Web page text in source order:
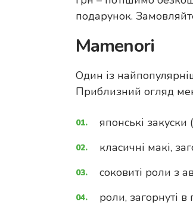
подарунок.
Mamenori
Один із
Приблизний огляд
японські закуски
класичні макі,
соковиті роли з
роли, загорнуті